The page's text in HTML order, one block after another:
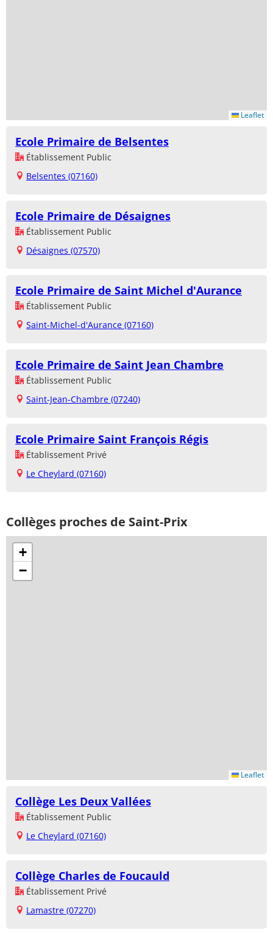
Leaflet
Ecole Primaire de Belsentes
Établissement Public
Belsentes (07160)
Ecole Primaire de Désaignes
Établissement Public
Désaignes (07570)
Ecole Primaire de Saint Michel d'Aurance
Établissement Public
Saint-Michel-d'Aurance (07160)
Ecole Primaire de Saint Jean Chambre
Établissement Public
Saint-Jean-Chambre (07240)
Ecole Primaire Saint François Régis
Établissement Privé
Le Cheylard (07160)
Collèges proches de Saint-Prix
+
−
Leaflet
Collège Les Deux Vallées
Établissement Public
Le Cheylard (07160)
Collège Charles de Foucauld
Établissement Privé
Lamastre (07270)